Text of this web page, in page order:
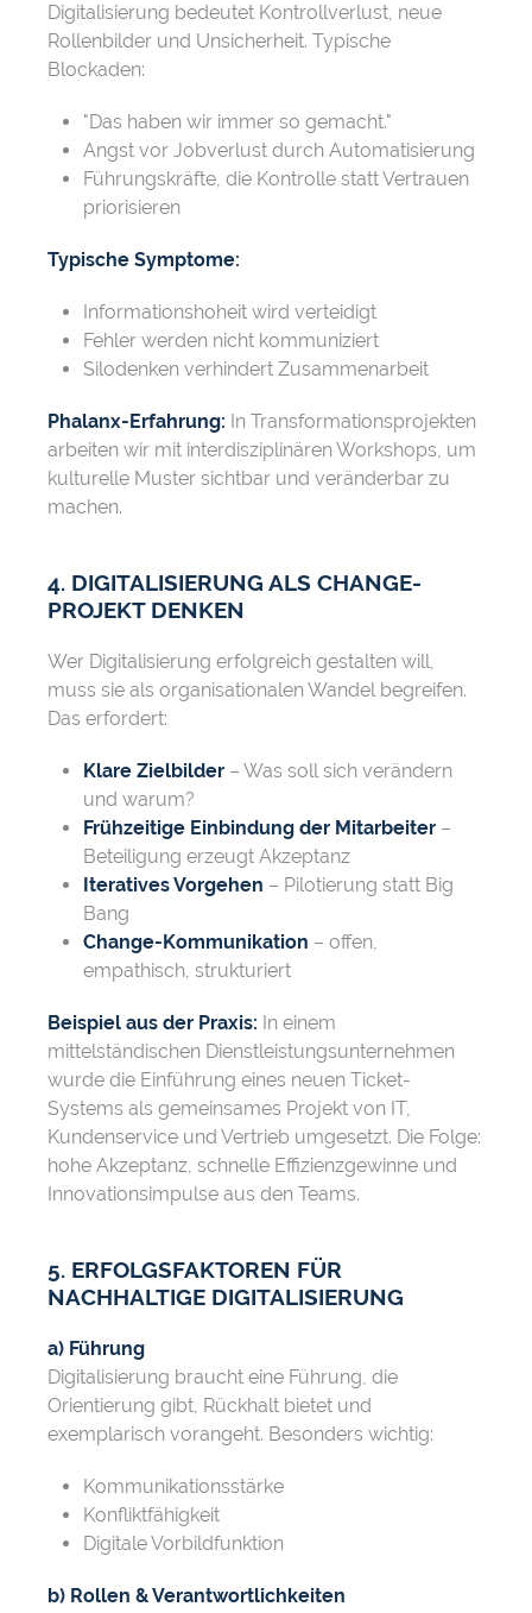
Digitalisierung bedeutet Kontrollverlust, neue
Rollenbilder und Unsicherheit. Typische
Blockaden:
"Das haben wir immer so gemacht."
Angst vor Jobverlust durch Automatisierung
Führungskräfte, die Kontrolle statt Vertrauen
priorisieren
Typische Symptome:
Informationshoheit wird verteidigt
Fehler werden nicht kommuniziert
Silodenken verhindert Zusammenarbeit
Phalanx-Erfahrung: In Transformationsprojekten
arbeiten wir mit interdisziplinären Workshops, um
kulturelle Muster sichtbar und veränderbar zu
machen.
4. DIGITALISIERUNG ALS CHANGE-
PROJEKT DENKEN
Wer Digitalisierung erfolgreich gestalten will,
muss sie als organisationalen Wandel begreifen.
Das erfordert:
Klare Zielbilder – Was soll sich verändern
und warum?
Frühzeitige Einbindung der Mitarbeiter –
Beteiligung erzeugt Akzeptanz
Iteratives Vorgehen – Pilotierung statt Big
Bang
Change-Kommunikation – offen,
empathisch, strukturiert
Beispiel aus der Praxis: In einem
mittelständischen Dienstleistungsunternehmen
wurde die Einführung eines neuen Ticket-
Systems als gemeinsames Projekt von IT,
Kundenservice und Vertrieb umgesetzt. Die Folge:
hohe Akzeptanz, schnelle Effizienzgewinne und
Innovationsimpulse aus den Teams.
5. ERFOLGSFAKTOREN FÜR
NACHHALTIGE DIGITALISIERUNG
a) Führung
Digitalisierung braucht eine Führung, die
Orientierung gibt, Rückhalt bietet und
exemplarisch vorangeht. Besonders wichtig:
Kommunikationsstärke
Konfliktfähigkeit
Digitale Vorbildfunktion
b) Rollen & Verantwortlichkeiten